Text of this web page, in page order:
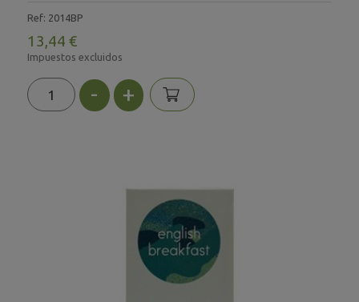
Ref: 2014BP
13,44 €
Impuestos excluidos
- +